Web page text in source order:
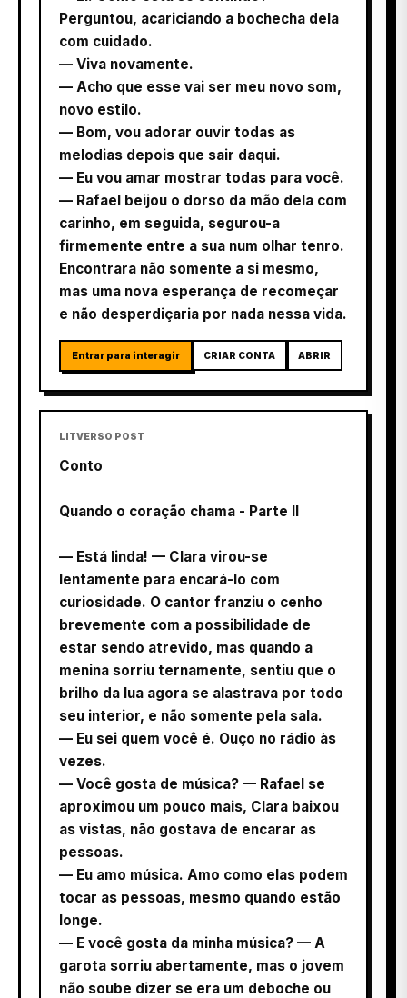
Perguntou, acariciando a bochecha dela
com cuidado.
— Viva novamente.
— Acho que esse vai ser meu novo som,
novo estilo.
— Bom, vou adorar ouvir todas as
melodias depois que sair daqui.
— Eu vou amar mostrar todas para você.
— Rafael beijou o dorso da mão dela com
carinho, em seguida, segurou-a
firmemente entre a sua num olhar tenro.
Encontrara não somente a si mesmo,
mas uma nova esperança de recomeçar
e não desperdiçaria por nada nessa vida.
Entrar para interagir CRIAR CONTA ABRIR
LITVERSO POST
Conto
Quando o coração chama - Parte II
— Está linda! — Clara virou-se
lentamente para encará-lo com
curiosidade. O cantor franziu o cenho
brevemente com a possibilidade de
estar sendo atrevido, mas quando a
menina sorriu ternamente, sentiu que o
brilho da lua agora se alastrava por todo
seu interior, e não somente pela sala.
— Eu sei quem você é. Ouço no rádio às
vezes.
— Você gosta de música? — Rafael se
aproximou um pouco mais, Clara baixou
as vistas, não gostava de encarar as
pessoas.
— Eu amo música. Amo como elas podem
tocar as pessoas, mesmo quando estão
longe.
— E você gosta da minha música? — A
garota sorriu abertamente, mas o jovem
não soube dizer se era um deboche ou